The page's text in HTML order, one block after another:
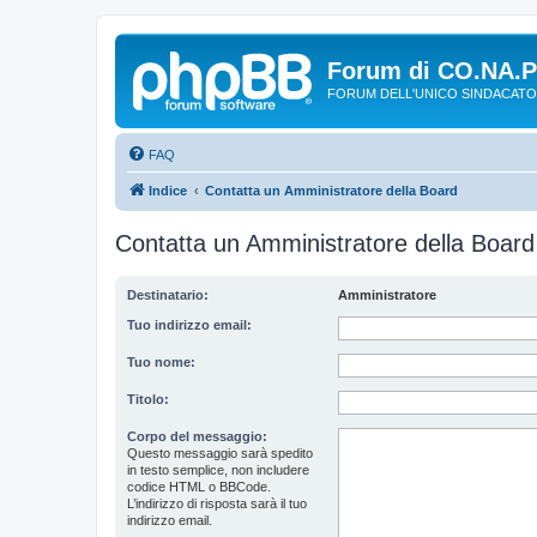
Forum di
FORUM DELL'UNICO
FAQ
Indice Contatta un Amministratore della Board
Contatta un Amministratore della Board
Destinatario: Amministratore
Tuo indirizzo email:
Tuo nome:
Titolo:
Corpo del messaggio:
Questo messaggio sarà spedito
in testo semplice, non includere
codice HTML o BBCode.
L’indirizzo di risposta sarà il tuo
indirizzo email.